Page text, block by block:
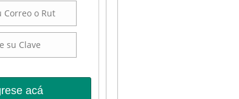
acá